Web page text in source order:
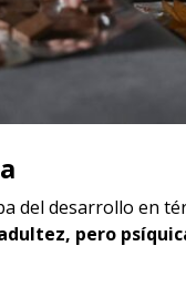
del desarrollo en
pero